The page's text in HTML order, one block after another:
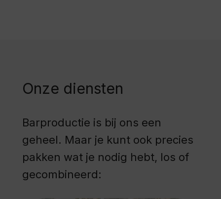
Onze diensten
Barproductie is bij ons een
geheel. Maar je kunt ook precies
pakken wat je nodig hebt, los of
gecombineerd: